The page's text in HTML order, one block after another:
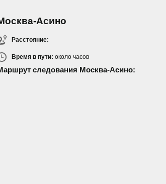
Асино
Расстояние:
Время в пути: около часов
следования Москва-Асино: